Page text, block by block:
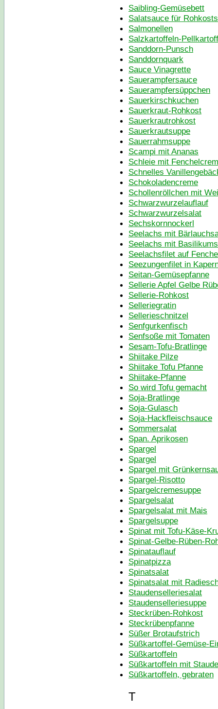
Saibling-Gemüsebett
Salatsauce für
Salmonellen
Salzkartoffeln-
Sanddorn-Punsch
Sanddornquark
Sauce Vinagrette
Sauerampfersauce
Sauerampfersüppchen
Sauerkirschkuchen
Sauerkraut-Rohkost
Sauerkrautrohkost
Sauerkrautsuppe
Sauerrahmsuppe
Scampi mit Ananas
Schleie mit
Schnelles
Schokoladencreme
Schollenröllchen mit
Schwarzwurzelauflauf
Schwarzwurzelsalat
Sechskornnockerl
Seelachs mit
Seelachs mit
Seelachsfilet auf
Seezungenfilet in
Seitan-Gemüsepfanne
Sellerie Apfel Gelbe
Sellerie-Rohkost
Selleriegratin
Sellerieschnitzel
Senfgurkenfisch
Senfsoße mit Tomaten
Sesam-Tofu-Bratlinge
Shiitake Pilze
Shiitake Tofu Pfanne
Shiitake-Pfanne
So wird Tofu gemacht
Soja-Bratlinge
Soja-Gulasch
Soja-Hackfleischsauce
Sommersalat
Span. Aprikosen
Spargel
Spargel
Spargel mit
Spargel-Risotto
Spargelcremesuppe
Spargelsalat
Spargelsalat mit Mais
Spargelsuppe
Spinat mit Tofu-Käse-
Spinat-Gelbe-Rüben-
Spinatauflauf
Spinatpizza
Spinatsalat
Spinatsalat mit
Staudenselleriesalat
Staudenselleriesuppe
Steckrüben-Rohkost
Steckrübenpfanne
Süßer Brotaufstrich
Süßkartoffel-Gemüse-
Süßkartoffeln
Süßkartoffeln mit
Süßkartoffeln, gebraten
T